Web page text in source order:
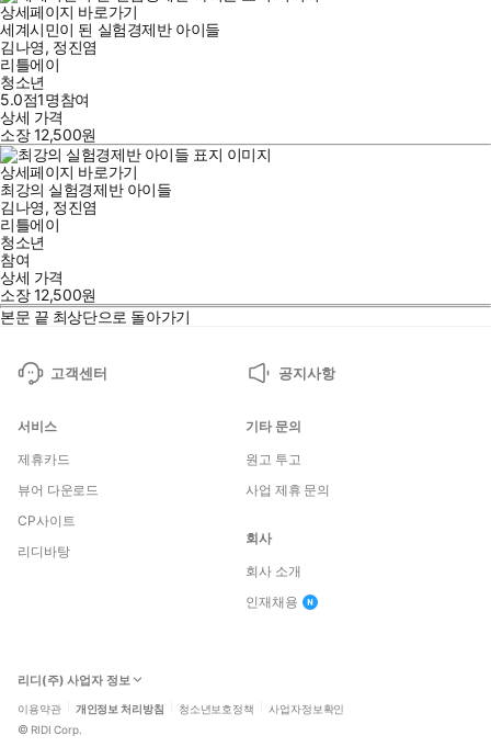
상세페이지 바로가기
세계시민이 된 실험경제반 아이들
김나영, 정진염
리틀에이
청소년
5.0점1명참여
상세 가격
소장12,500원
상세페이지 바로가기
최강의 실험경제반 아이들
김나영, 정진염
리틀에이
청소년
참여
상세 가격
소장12,500원
본문 끝 최상단으로 돌아가기
고객센터 공지사항
서비스
제휴카드
뷰어 다운로드
CP사이트
리디바탕
기타 문의
원고 투고
사업 제휴 문의
회사
회사 소개
인재채용
리디(주) 사업자 정보
이용약관 개인정보 처리방침 청소년보호정책 사업자정보확인
© RIDI Corp.